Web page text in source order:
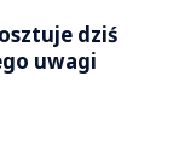
dziś
uwagi